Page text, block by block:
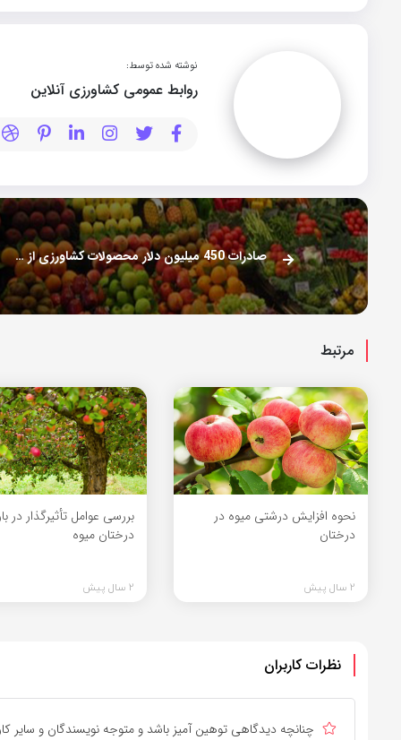
نوشته شده توسط:
روابط عمومی کشاورزی آنلاین
صادرات 450 میلیون دلار محصولات کشاورزی از خراسان رضوی
مرتبط
نحوه افزایش درشتی میوه در
درختان
2 سال پیش
بررسی عوامل تأثیرگذار در
درختان میوه
2 سال پیش
نظرات کاربران
چنانچه دیدگاهی توهین آمیز باشد و متوجه نویسندگان و سایر